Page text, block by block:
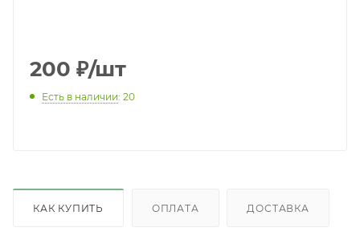
200 ₽/шт
Есть в наличии: 20
КАК КУПИТЬ ОПЛАТА ДОСТАВКА